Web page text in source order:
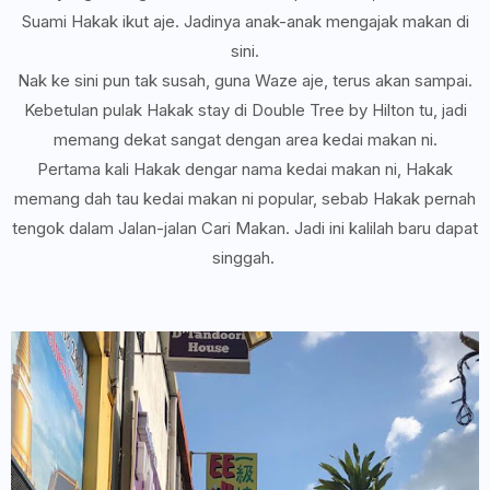
Suami Hakak ikut aje. Jadinya anak-anak mengajak makan di
sini.
Nak ke sini pun tak susah, guna Waze aje, terus akan sampai.
Kebetulan pulak Hakak stay di Double Tree by Hilton tu, jadi
memang dekat sangat dengan area kedai makan ni.
Pertama kali Hakak dengar nama kedai makan ni, Hakak
memang dah tau kedai makan ni popular, sebab Hakak pernah
tengok dalam Jalan-jalan Cari Makan. Jadi ini kalilah baru dapat
singgah.